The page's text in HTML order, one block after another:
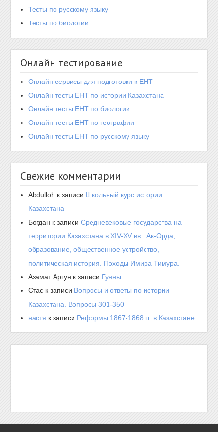
Тесты по русскому языку
Тесты по биологии
Онлайн тестирование
Онлайн сервисы для подготовки к ЕНТ
Онлайн тесты ЕНТ по истории Казахстана
Онлайн тесты ЕНТ по биологии
Онлайн тесты ЕНТ по географии
Онлайн тесты ЕНТ по русскому языку
Свежие комментарии
Abdulloh к записи Школьный курс истории
Казахстана
Богдан к записиСредневековые государства на
территории Казахстана в XIV-XV вв.. Ак-Орда,
образование, общественное устройство,
политическая история. Походы Имира Тимура.
Азамат Аргун к записи Гунны
Стас к записи Вопросы и ответы по истории
Казахстана. Вопросы 301-350
настя к записи Реформы 1867-1868 гг. в Казахстане